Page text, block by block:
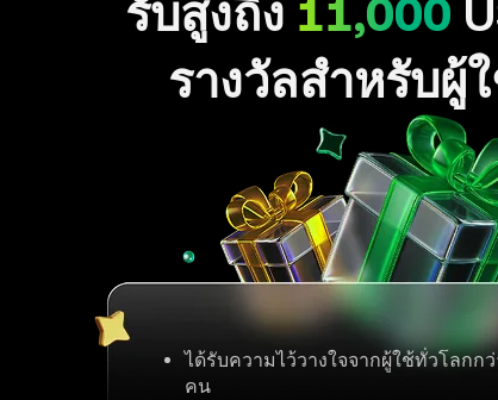
รับสูงถึง 11,000
รางวัลสำหรับผู้
ได้รับความไว้วางใจจากผู้ใช้ทั่วโลกกว่
คน